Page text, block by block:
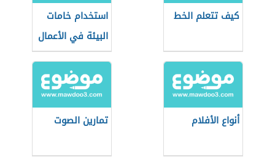
كيف تتعلم الخط
استخدام خامات
البيئة في الأعمال
الفنية
أنواع الأفلام تمارين الصوت